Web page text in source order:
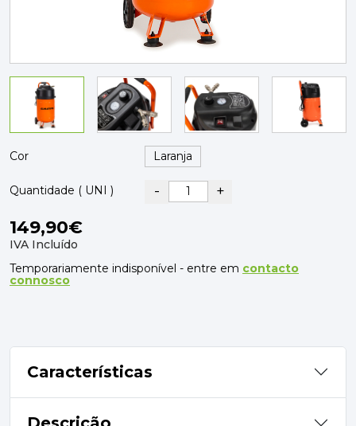
TINTAS, DROGAS E LIMPEZA
DYRUP
SKIL
Cor
Quantidade ( UNI ) - +
149,90€
IVA Incluído
Temporariamente indisponível - entre em contacto
connosco
Características